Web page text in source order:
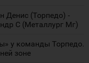
Денис (Торпедо) -
С (Металлург Мг)
у команды Торпедо.
зоне